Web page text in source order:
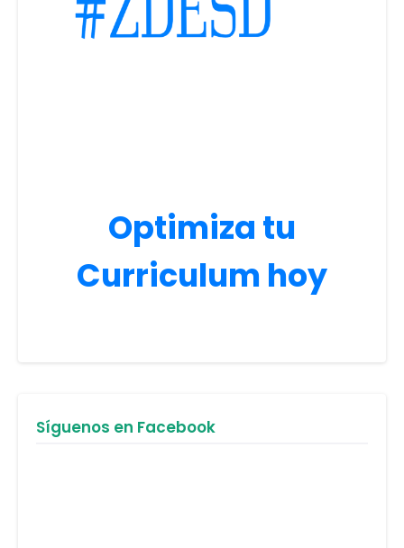
Optimiza tu
Curriculum hoy
Síguenos en Facebook